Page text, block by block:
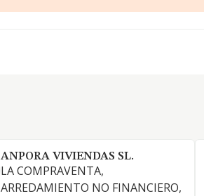
ANPORA VIVIENDAS SL.
LA COMPRAVENTA,
ARREDAMIENTO NO FINANCIERO,